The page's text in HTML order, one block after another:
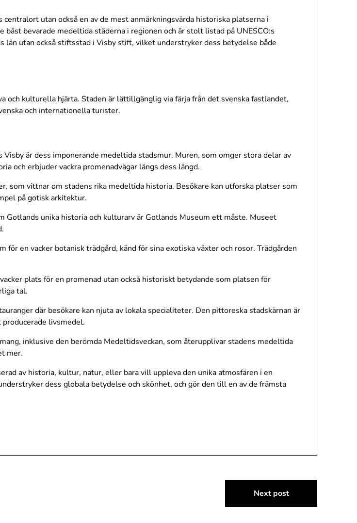
utan också en av de mest anmärkningsvärda historiska platserna i
bevarade medeltida städerna i regionen och är stolt listad på UNESCO:s
utan också stiftsstad i Visby stift, vilket understryker dess betydelse både
och kulturella hjärta. Staden är lättillgänglig via färja från det svenska fastlandet,
och internationella turister.
är dess imponerande medeltida stadsmur. Muren, som omger stora delar av
och erbjuder vackra promenadvägar längs dess längd.
som vittnar om stadens rika medeltida historia. Besökare kan utforska platser som
på gotisk arkitektur.
Gotlands unika historia och kulturarv är Gotlands Museum ett måste. Museet
för en vacker botanisk trädgård, känd för sina exotiska växter och rosor. Trädgården
plats för en promenad utan också historiskt betydande som platsen för
tal.
där besökare kan njuta av lokala specialiteter. Den pittoreska stadskärnan är
livsmedel.
inklusive den berömda Medeltidsveckan, som återupplivar stadens medeltida
mer.
av historia, kultur, natur, eller bara vill uppleva den unika atmosfären i en
dess globala betydelse och skönhet, och gör den till en av de främsta
Next post